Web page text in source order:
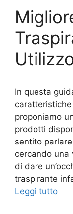
In questa
proponiamo
prodotti
sentito
cercando una
di dare
traspirante
Leggi tutto